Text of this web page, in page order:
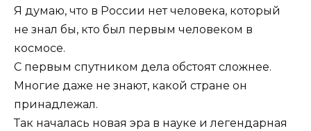
Я думаю, что в России нет человека, который
не знал бы, кто был первым человеком в
космосе.
С первым спутником дела обстоят сложнее.
Многие даже не знают, какой стране он
принадлежал.
Так началась новая эра в науке и легендарная